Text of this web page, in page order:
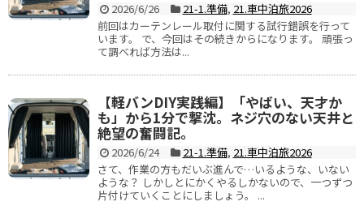
2026/6/26 21-1.準備, 21.車中泊旅2026
前回はカーテンレール取付に関する試行錯誤を行って
います。 で、今回はその続きからになります。 頑張っ
て調べれば方法は...
【軽バンDIY実践編】「やばい、天才か
も」から1分で撃沈。ネジ穴のない天井と
絶望の奮闘記。
2026/6/24 21-1.準備, 21.車中泊旅2026
さて、作業の方もだいぶ進んで…いるような、いない
ような？ しかしとにかくやるしかないので、一つずつ
片付けていくことにしましょう。 ...